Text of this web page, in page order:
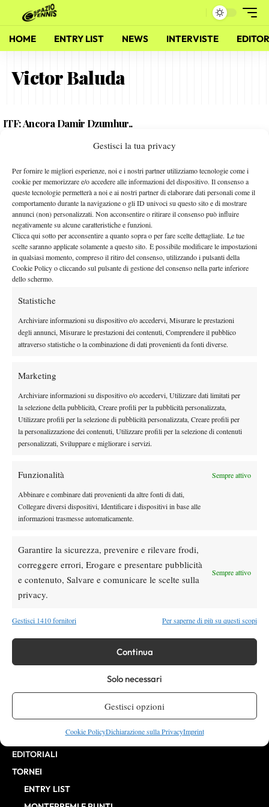
Gestisci la tua privacy
Per fornire le migliori esperienze, noi e i nostri partner utilizziamo tecnologie come i
cookie per memorizzare e/o accedere alle informazioni del dispositivo. Il consenso a
queste tecnologie permetterà a noi e ai nostri partner di elaborare dati personali come il
comportamento durante la navigazione o gli ID univoci su questo sito e di mostrare
annunci (non) personalizzati. Non acconsentire o ritirare il consenso può influire
negativamente su alcune caratteristiche e funzioni.
Clicca qui sotto per acconsentire a quanto sopra o per fare scelte dettagliate. Le tue
scelte saranno applicate solamente a questo sito. È possibile modificare le impostazioni
in qualsiasi momento, compreso il ritiro del consenso, utilizzando i pulsanti della
Cookie Policy o cliccando sul pulsante di gestione del consenso nella parte inferiore
dello schermo.
Statistiche
Archiviare informazioni su dispositivo e/o accedervi, Misurare le prestazioni
degli annunci, Misurare le prestazioni dei contenuti, Comprendere il pubblico
attraverso statistiche o la combinazione di dati provenienti da fonti diverse.
Marketing
Archiviare informazioni su dispositivo e/o accedervi, Utilizzare dati limitati per
la selezione della pubblicità, Creare profili per la pubblicità personalizzata,
Utilizzare profili per la selezione di pubblicità personalizzata, Creare profili per
la personalizzazione dei contenuti, Utilizzare profili per la selezione di contenuti
personalizzati, Sviluppare e migliorare i servizi.
Funzionalità Sempre attivo
Abbinare e combinare dati provenienti da altre fonti di dati,
Collegare diversi dispositivi, Identificare i dispositivi in base alle
informazioni trasmesse automaticamente.
Garantire la sicurezza, prevenire e rilevare frodi,
correggere errori, Erogare e presentare pubblicità
e contenuto, Salvare e comunicare le scelte sulla
privacy.
Sempre attivo
Gestisci 1410 fornitori Per saperne di più su questi scopi
Continua
Solo necessari
Gestisci opzioni
Cookie PolicyDichiarazione sulla PrivacyImprint
HOME ENTRY LIST NEWS INTERVISTE
Victor Baluda
ITF: Ancora Damir Dzumhur..
ITF: Vittorie di Burzi e Baluda
23 Novembre 2011
Redazione
Facebook
Youtube
Testata giornalisticaSpazio Tennis
Editore:VIBES MEDIA SRL, P.iva 14250480960
Direttore Responsabile: Alessandro Nizegorodcew
HOME
ENTRY LIST
CHALLENGER
BILLIE JEAN KING CUP
ATP FINALS
EDITORIALI
TORNEI
ENTRY LIST